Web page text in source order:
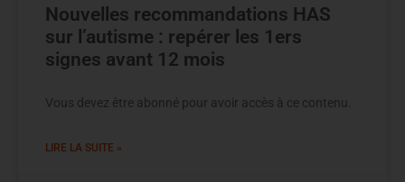
Nouvelles recommandations HAS
sur l’autisme : repérer les 1ers
signes avant 12 mois
Vous devez être abonné pour avoir accès à ce contenu.
LIRE LA SUITE »